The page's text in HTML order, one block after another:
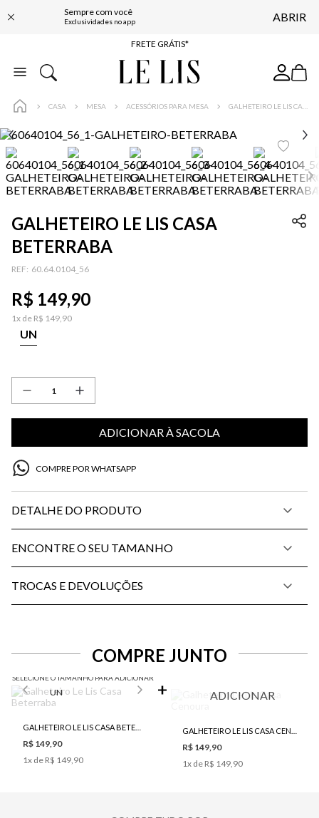
Sempre com você
Exclusividades no app ABRIR
ENTREGA EXPRESSA*
FRETE GRÁTIS*
BAIXE O APP
CASA MESA ACESSÓRIOS PARA MESA
GALHETEIRO LE LIS CASA
BETERRABA
: 60.64.0104_56
R$ 149,90
1x de R$ 149,90
UN
ADICIONAR À SACOLA
COMPRE POR WHATSAPP
DETALHE DO PRODUTO
ENCONTRE O SEU TAMANHO
TROCAS E DEVOLUÇÕES
COMPRE JUNTO
SELECIONE O TAMANHO PARA ADICIONAR
UN
R$ 149,90
1x de R$ 149,90
ADICIONAR
R$ 149,90
1x de R$ 149,90